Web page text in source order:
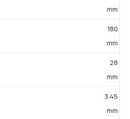
mm
180
mm
28
mm
3,45
mm